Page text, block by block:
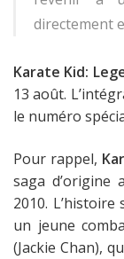
directement
Karate Kid:
13 août.
le numéro
Pour rappel,
saga d’origine
2010.
un jeune
(Jackie Chan),